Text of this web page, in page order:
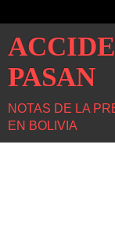
PASAN
NOTAS DE LA
EN BOLIVIA